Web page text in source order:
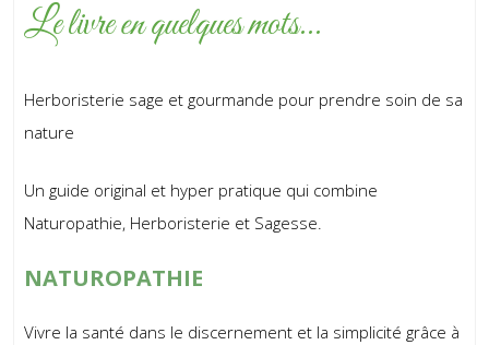
Le livre en quelques mots...
Herboristerie sage et gourmande pour prendre soin de sa
nature
Un guide original et hyper pratique qui combine
Naturopathie, Herboristerie et Sagesse.
NATUROPATHIE
Vivre la santé dans le discernement et la simplicité grâce à